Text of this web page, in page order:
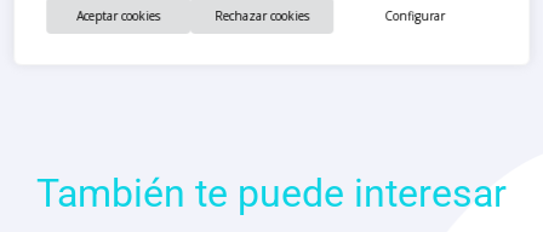
Configurar
Rechazar cookies
Aceptar cookies
También te puede interesar